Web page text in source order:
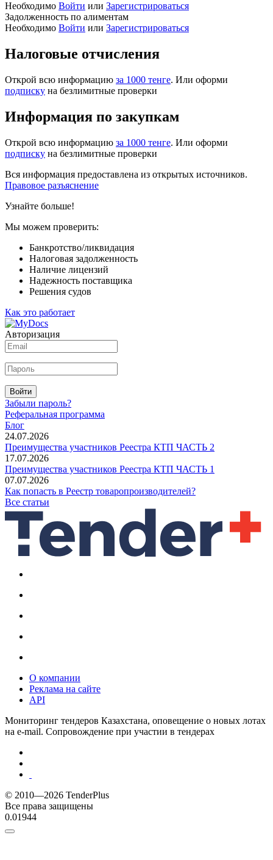
Необходимо Войти или Зарегистрироваться
Задолженность по алиментам
Необходимо Войти или Зарегистрироваться
Налоговые отчисления
Открой всю информацию за 1000 тенге. Или оформи
подписку на безлимитные проверки
Информация по закупкам
Открой всю информацию за 1000 тенге. Или оформи
подписку на безлимитные проверки
Вся информация предоставлена из открытых источников.
Правовое разъяснение
Узнайте больше!
Мы можем проверить:
Банкротство/ликвидация
Налоговая задолженность
Наличие лицензий
Надежность поставщика
Решения судов
Как это работает
Авторизация
Войти
Забыли пароль?
Реферальная программа
Блог
24.07.2026
Преимущества участников Реестра КТП ЧАСТЬ 2
17.07.2026
Преимущества участников Реестра КТП ЧАСТЬ 1
07.07.2026
Как попасть в Реестр товаропроизводителей?
Все статьи
О компании
Реклама на сайте
API
Мониторинг тендеров Казахстана, оповещение о новых лотах
на e-mail. Сопровождение при участии в тендерах
© 2010—2026 TenderPlus
Все права защищены
0.01944